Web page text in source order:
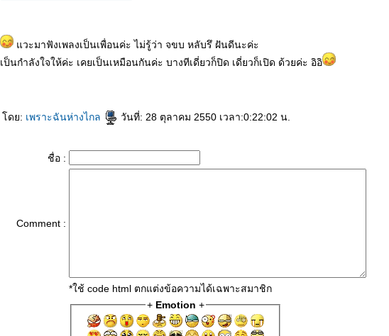
วะมาฟังเพลงเป็นเพื่อนค่ะ ไม่รู้ว่า จขบ หลับรึ ฝันดีนะค่ะ
เป็นกำลังใจให้ค่ะ เคยเป็นเหมือนกันค่ะ บางทีเดี่ยวก็ปิด เดี่ยวก็เปิด ด้วยค่ะ อิอิ
ดย: เพราะฉันห่างไกล วันที่: 28 ตุลาคม 2550 เวลา:0:22:02 น.
ชื่อ :
Comment :
*ใช้ code html ตกแต่งข้อความได้เฉพาะสมาชิก
+ Emotion +